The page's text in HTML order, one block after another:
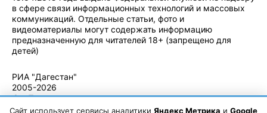
в сфере связи информационных технологий и массовых
коммуникаций. Отдельные статьи, фото и
видеоматериалы могут содержать информацию
предназначенную для читателей 18+ (запрещено для
детей)
РИА "Дагестан"
2005-2026
© - Правила
использования
Сайт использует сервисы аналитики Яндекс Метрика и Google